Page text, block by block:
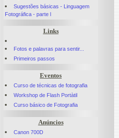
Sugestões básicas - Linguagem
Fotográfica - parte l
Links
Fotos e palavras para sentir...
Primeiros passos
Eventos
Curso de técnicas de fotografia
Workshop de Flash Portàtil
Curso básico de Fotografia
Anúncios
Canon 700D